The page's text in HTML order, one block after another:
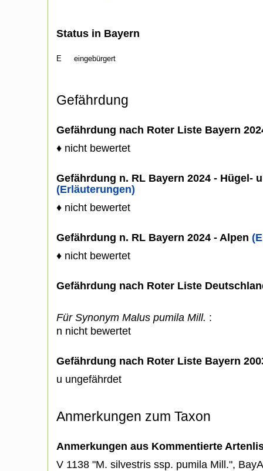
Status in Bayern
E eingebürgert
Gefährdung
Gefährdung nach Roter Liste Bayern
♦ nicht bewertet
Gefährdung n. RL Bayern 2024 - Hügel-
(Erläuterungen)
♦ nicht bewertet
Gefährdung n. RL Bayern 2024 - Alpen
♦ nicht bewertet
Gefährdung nach Roter Liste
Für Synonym Malus pumila Mill. :
n nicht bewertet
Gefährdung nach Roter Liste Bayern
u ungefährdet
Anmerkungen zum Taxon
Anmerkungen aus Kommentierte
V 1138 "M. silvestris ssp. pumila Mill.",